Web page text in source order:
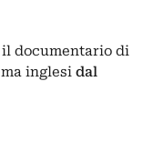
documentario di
inglesi dal